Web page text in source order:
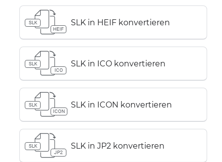
SLK
HEIF
SLK in HEIF konvertieren
SLK
ICO
SLK in ICO konvertieren
SLK
ICON
SLK in ICON konvertieren
SLK
JP2
SLK in JP2 konvertieren